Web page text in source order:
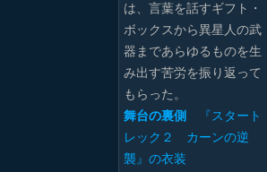
は、言葉を話すギフト・
ボックスから異星人の武
器まであらゆるものを生
み出す苦労を振り返って
もらった。
舞台の裏側
『スタート
レック２ カーンの逆
襲』の衣装